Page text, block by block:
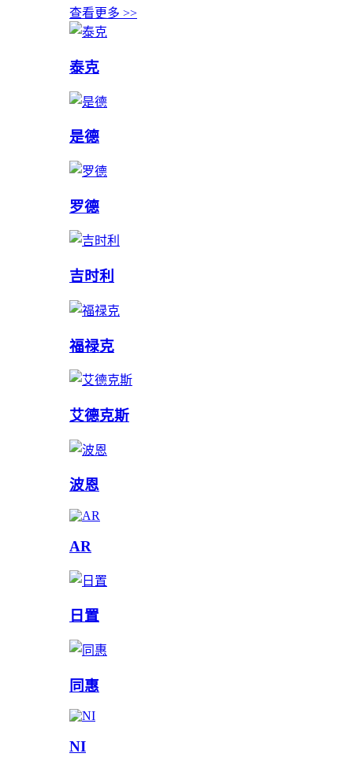
查看更多 >>
泰克
是德
罗德
吉时利
福禄克
艾德克斯
波恩
AR
日置
同惠
NI